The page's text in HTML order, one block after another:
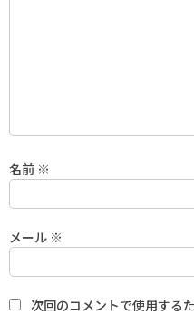
名前 ※
メール ※
次回のコメントで使用する